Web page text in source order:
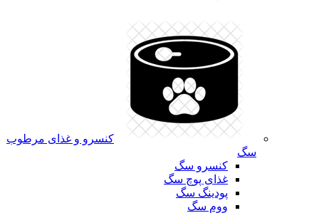
کنسرو و غذای مرطوب
سگ
کنسرو سگ
غذای پوچ سگ
پودینگ سگ
ووم سگ